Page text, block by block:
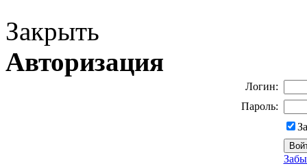
Закрыть
Авторизация
Логин:
Пароль: